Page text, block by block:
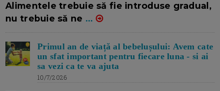
Alimentele trebuie să fie introduse gradual,
nu trebuie să ne ...
Primul an de viață al bebelușului: Avem cate
un sfat important pentru fiecare luna - si ai
sa vezi ca te va ajuta
10/7/2026